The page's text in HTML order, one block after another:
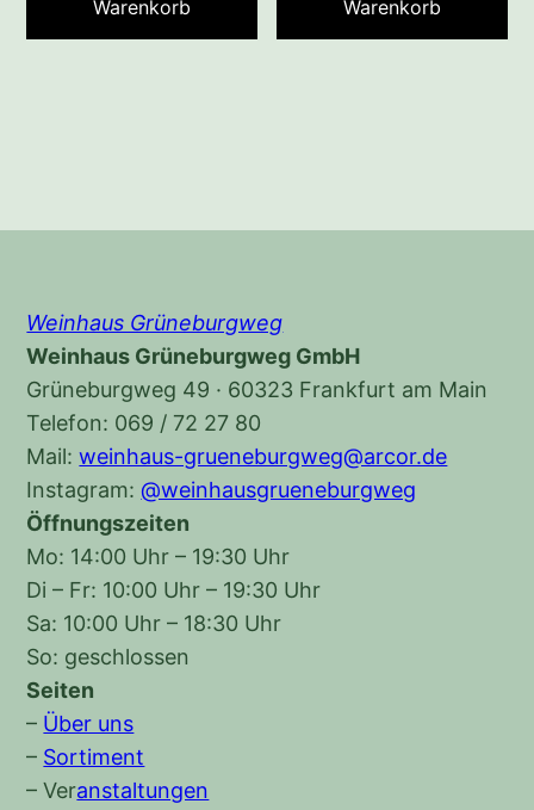
Warenkorb
Warenkorb
Weinhaus Grüneburgweg
Weinhaus Grüneburgweg GmbH
Grüneburgweg 49 · 60323 Frankfurt am Main
Telefon: 069 / 72 27 80
Mail:weinhaus-grueneburgweg@arcor.de
Instagram:@weinhausgrueneburgweg
Öffnungszeiten
Mo: 14:00 Uhr – 19:30 Uhr
Di – Fr: 10:00 Uhr – 19:30 Uhr
Sa: 10:00 Uhr – 18:30 Uhr
So: geschlossen
Seiten
– Über uns
– Sortiment
–Veranstaltungen